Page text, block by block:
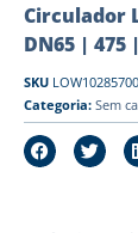
Circulador
DN65 | 475
SKU
Categoria: Sem